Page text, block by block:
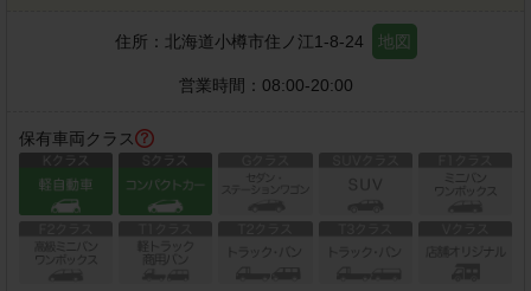
住所： 北海道小樽市住ノ江1-8-24 地図
営業時間： 08:00-20:00
保有車両クラス